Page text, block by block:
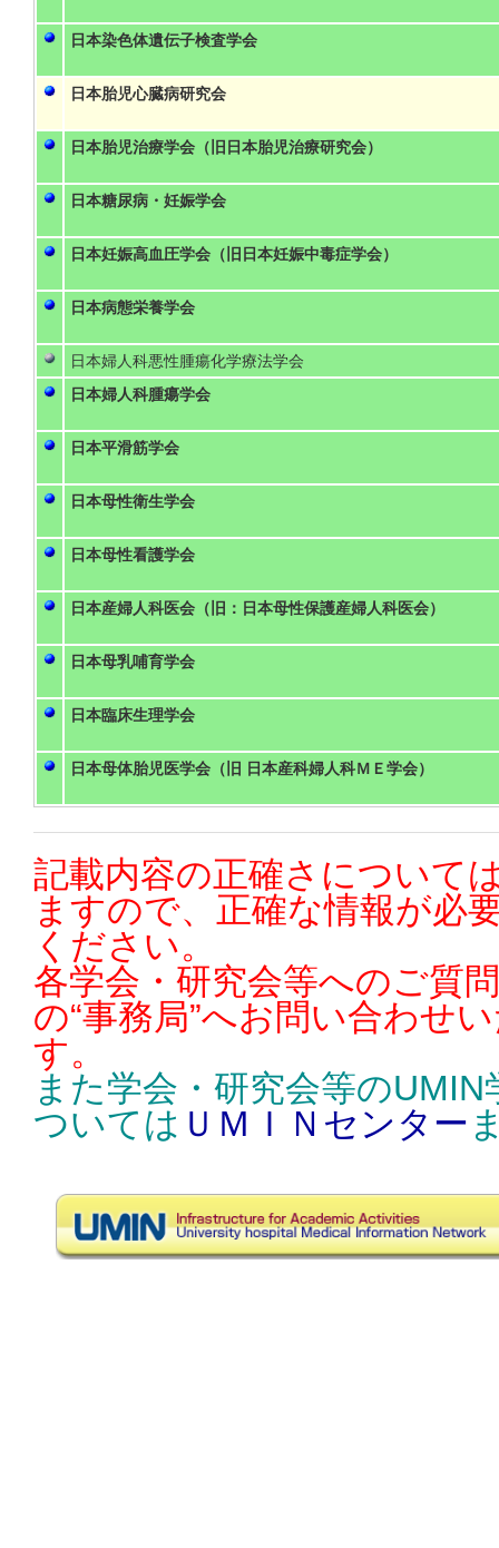
日本染色体遺伝子検査学会
日本胎児心臓病研究会
日本胎児治療学会（旧日本胎児治療研究会）
日本糖尿病・妊娠学会
日本妊娠高血圧学会（旧日本妊娠中毒症学会）
日本病態栄養学会
日本婦人科悪性腫瘍化学療法学会
日本婦人科腫瘍学会
日本平滑筋学会
日本母性衛生学会
日本母性看護学会
日本産婦人科医会（旧：日本母性保護産婦人科医会）
日本母乳哺育学会
日本臨床生理学会
日本母体胎児医学会（旧 日本産科婦人科ＭＥ学会）
記載内容の正確さについて
ますので、正確な情報が必
ください。
各学会・研究会等へのご質
の“事務局”へお問い合わせ
す。
また学会・研究会等の
ついては ＵＭＩＮセンター